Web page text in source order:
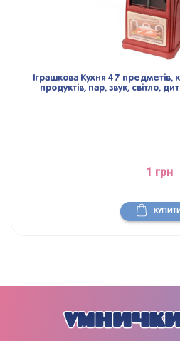
Іграшкова Кухня 47 предметів,
продуктів, пар, звук, світло,
1 грн
КУПИТИ